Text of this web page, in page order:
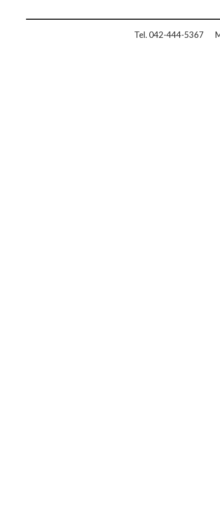
Tel. 042-444-5367